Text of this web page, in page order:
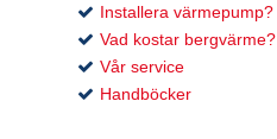
Installera värmepump?
Vad kostar bergvärme?
Vår service
Handböcker